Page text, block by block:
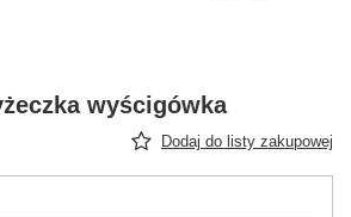
wyścigówka
Dodaj do listy zakupowej